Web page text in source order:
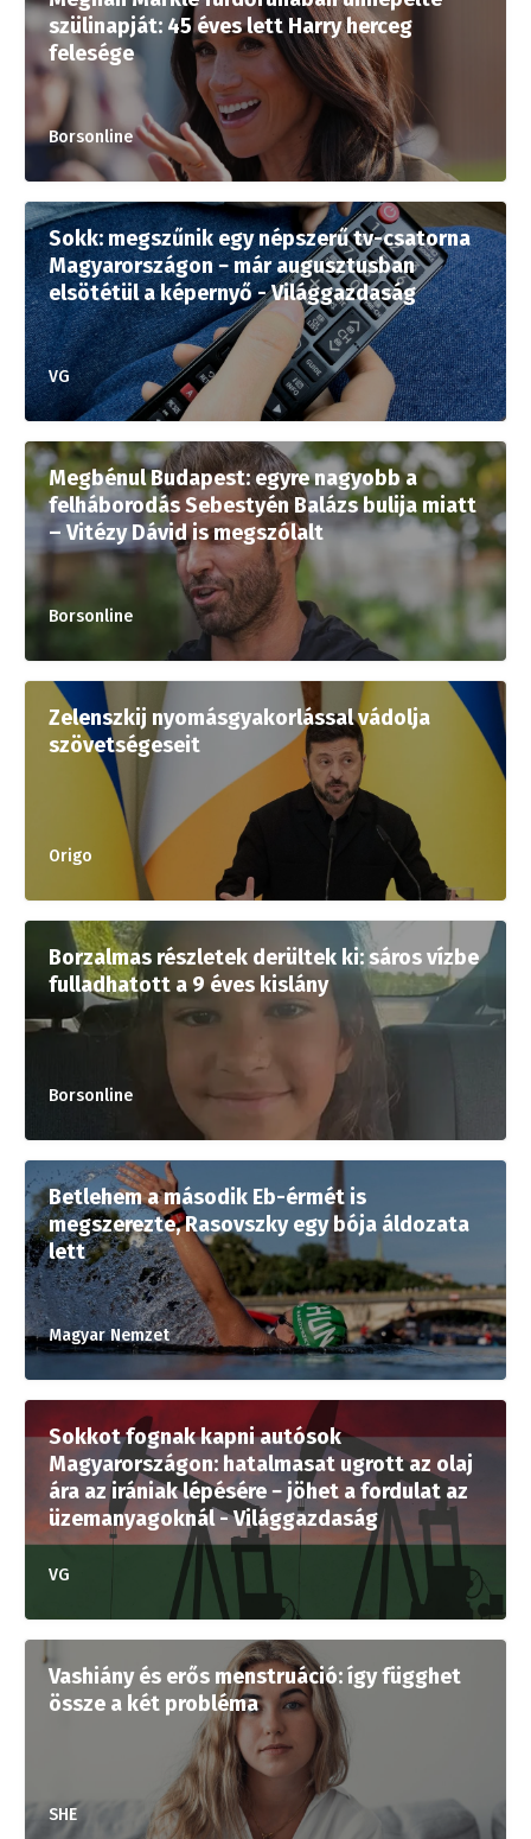
szülinapját: 45 éves lett Harry herceg
felesége
Borsonline
Sokk: megszűnik egy népszerű tv-csatorna
Magyarországon − már augusztusban
elsötétül a képernyő - Világgazdaság
VG
Megbénul Budapest: egyre nagyobb a
felháborodás Sebestyén Balázs bulija miatt
– Vitézy Dávid is megszólalt
Borsonline
Zelenszkij nyomásgyakorlással vádolja
szövetségeseit
Origo
Borzalmas részletek derültek ki: sáros vízbe
fulladhatott a 9 éves kislány
Borsonline
Betlehem a második Eb-érmét is
megszerezte, Rasovszky egy bója áldozata
lett
Magyar Nemzet
Sokkot fognak kapni autósok
Magyarországon: hatalmasat ugrott az olaj
ára az irániak lépésére − jöhet a fordulat az
üzemanyagoknál - Világgazdaság
VG
Vashiány és erős menstruáció: így függhet
össze a két probléma
SHE